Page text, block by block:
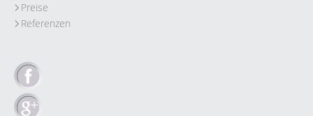
Preise
Referenzen